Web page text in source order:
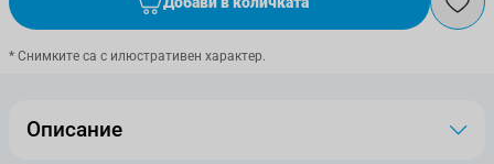
* Снимките са с илюстративен характер.
Описание